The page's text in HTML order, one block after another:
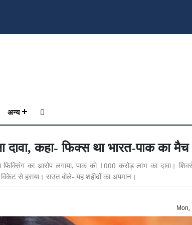
अन्य
कहा- फिक्स था भारत-पाक का मैच
का आरोप लगाया, पाक को 1000 करोड़ लाभ का दावा।
से हराया। राउत बोले- यह शहीदों का अपमान।